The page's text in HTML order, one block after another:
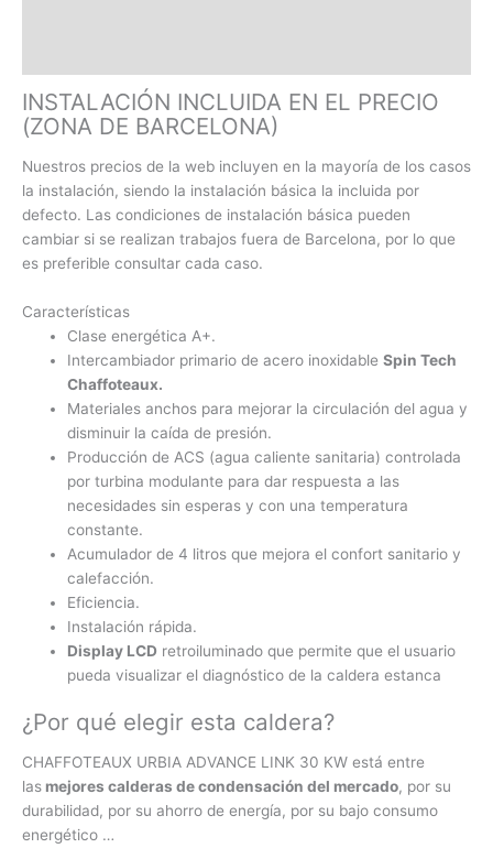
INSTALACIÓN INCLUIDA EN EL PRECIO
(ZONA DE BARCELONA)
Nuestros precios de la web incluyen en la mayoría de los casos
la instalación, siendo la instalación básica la incluida por
defecto. Las condiciones de instalación básica pueden
cambiar si se realizan trabajos fuera de Barcelona, por lo que
es preferible consultar cada caso.
Características
Clase energética A+.
Intercambiador primario de acero inoxidableSpin Tech
Chaffoteaux.
Materiales anchos para mejorar la circulación del agua y
disminuir la caída de presión.
Producción de ACS (agua caliente sanitaria) controlada
por turbina modulante para dar respuesta a las
necesidades sin esperas y con una temperatura
constante.
Acumulador de 4 litros que mejora el confort sanitario y
calefacción.
Eficiencia.
Instalación rápida.
Display LCD retroiluminado que permite que el usuario
pueda visualizar el diagnóstico de la caldera estanca
¿Por qué elegir esta caldera?
CHAFFOTEAUX URBIA ADVANCE LINK 30 KW está entre
las mejores calderas de condensación del mercado, por su
durabilidad, por su ahorro de energía, por su bajo consumo
energético …